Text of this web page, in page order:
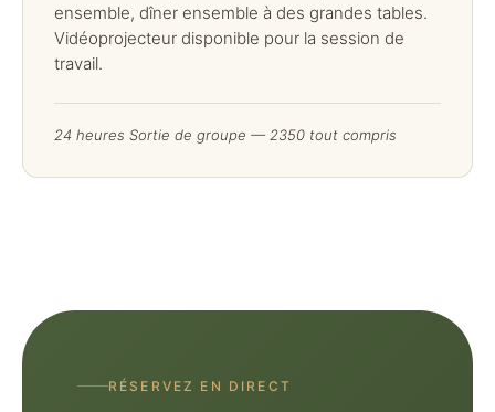
ensemble, dîner ensemble à des grandes tables.
Vidéoprojecteur disponible pour la session de
travail.
24 heures Sortie de groupe — 2350 tout compris
RÉSERVEZ EN DIRECT